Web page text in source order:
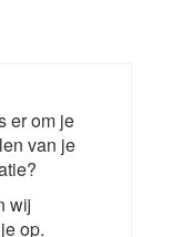
er om je
van je
wij
op.